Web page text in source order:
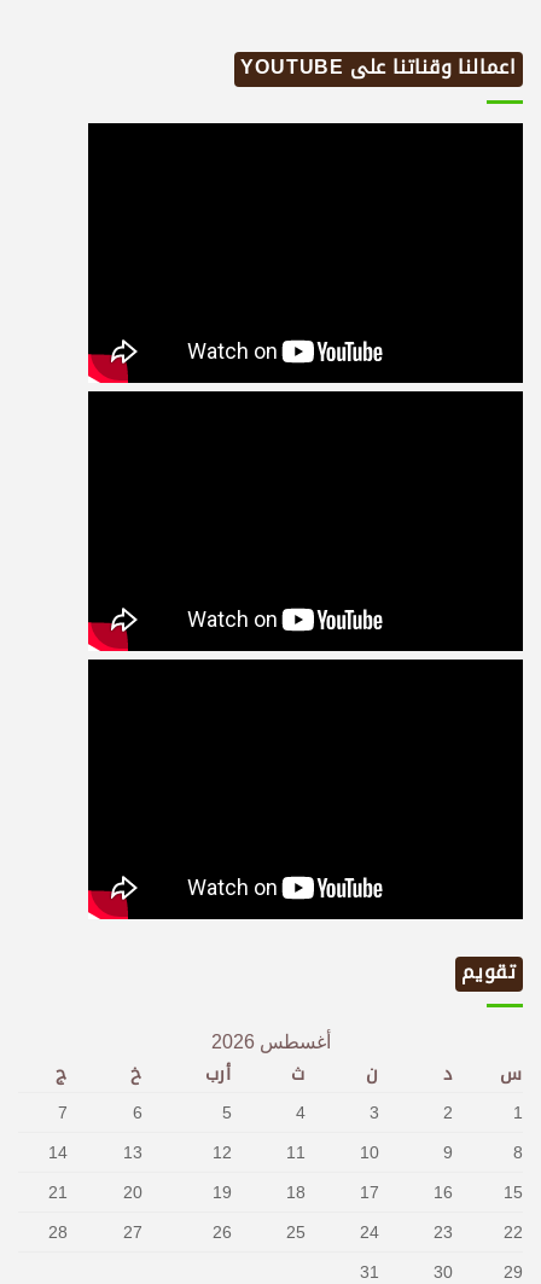
اعمالنا وقناتنا على YOUTUBE
تقويم
أغسطس 2026
س د ن ث أرب خ
ج
1
2
3
4
5
6
7
8
9
10
11
12
13
14
15
16
17
18
19
20
21
22
23
24
25
26
27
28
29
30
31